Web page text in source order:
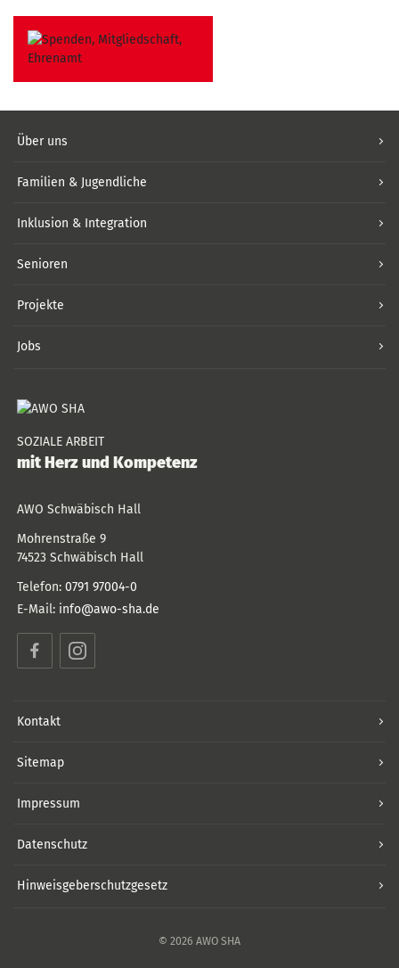
Über uns
Familien & Jugendliche
Inklusion & Integration
Senioren
Projekte
Jobs
SOZIALE ARBEIT
mit Herz und Kompetenz
AWO Schwäbisch Hall
Mohrenstraße 9
74523 Schwäbisch Hall
Telefon: 0791 97004-0
E-Mail: info@awo-sha.de
FacebookInstagram
Kontakt
Sitemap
Impressum
Datenschutz
Hinweisgeberschutzgesetz
© 2026 AWO SHA